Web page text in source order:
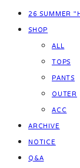
26 SUMMER
SHOP
ALL
TOPS
PANTS
OUTER
ACC
ARCHIVE
NOTICE
Q&A